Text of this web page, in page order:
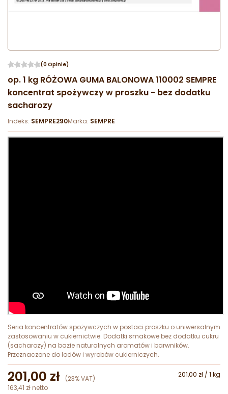
(0 Opinie)
op. 1 kg RÓŻOWA GUMA BALONOWA 110002 SEMPRE
koncentrat spożywczy w proszku - bez dodatku
sacharozy
Indeks: SEMPRE290Marka: SEMPRE
Seria koncentratów spożywczych w postaci proszku o uniwersalnym
zastosowaniu w cukiernictwie. Dodatki smakowe bez dodatku cukru
(sacharozy) na bazie naturalnych aromatów i barwników.
Przeznaczone do lodów i wyrobów cukierniczych.
201,00 zł (23% VAT)
201,00 zł / 1 kg
163,41 zł netto